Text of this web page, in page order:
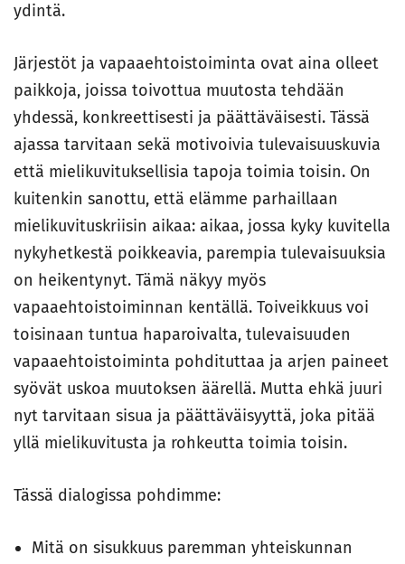
ydintä.
Järjestöt ja vapaaehtoistoiminta ovat aina olleet
paikkoja, joissa toivottua muutosta tehdään
yhdessä, konkreettisesti ja päättäväisesti. Tässä
ajassa tarvitaan sekä motivoivia tulevaisuuskuvia
että mielikuvituksellisia tapoja toimia toisin. On
kuitenkin sanottu, että elämme parhaillaan
mielikuvituskriisin aikaa: aikaa, jossa kyky kuvitella
nykyhetkestä poikkeavia, parempia tulevaisuuksia
on heikentynyt. Tämä näkyy myös
vapaaehtoistoiminnan kentällä. Toiveikkuus voi
toisinaan tuntua haparoivalta, tulevaisuuden
vapaaehtoistoiminta pohdituttaa ja arjen paineet
syövät uskoa muutoksen äärellä. Mutta ehkä juuri
nyt tarvitaan sisua ja päättäväisyyttä, joka pitää
yllä mielikuvitusta ja rohkeutta toimia toisin.
Tässä dialogissa pohdimme:
Mitä on sisukkuus paremman yhteiskunnan